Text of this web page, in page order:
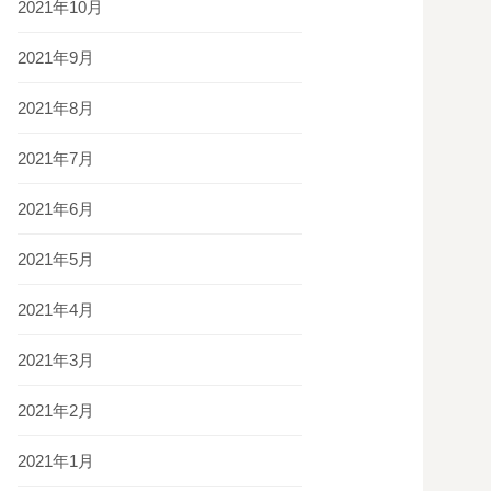
2021年10月
2021年9月
2021年8月
2021年7月
2021年6月
2021年5月
2021年4月
2021年3月
2021年2月
2021年1月